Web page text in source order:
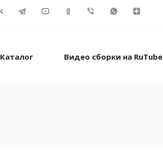
Каталог Видео сборки на RuTube